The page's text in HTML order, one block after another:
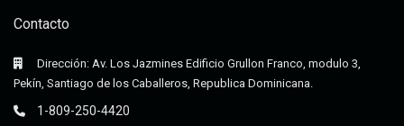
Contacto
Dirección: Av. Los Jazmines Edificio Grullon Franco, modulo 3,
Pekín, Santiago de los Caballeros, Republica Dominicana.
1-809-250-4420